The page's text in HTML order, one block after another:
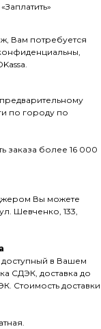
Вам потребуется
по городу по
заказа более 16 000
Вы можете
Шевченко, 133,
в Вашем
СДЭК, доставка до
Стоимость доставки